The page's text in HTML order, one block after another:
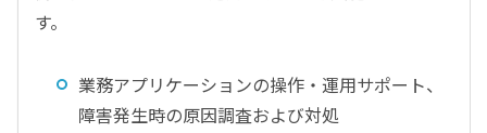
す。
業務アプリケーションの操作・運用サポート、
障害発生時の原因調査および対処